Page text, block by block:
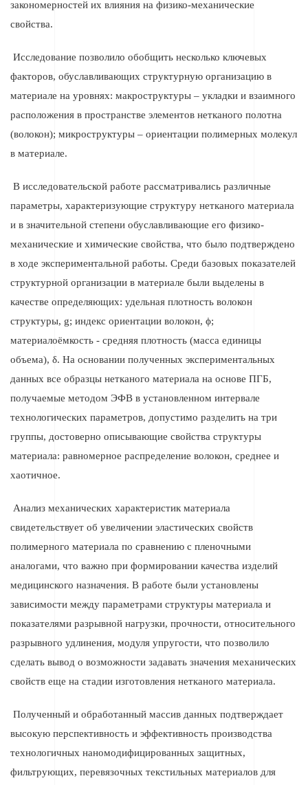
закономерностей их влияния на физико-механические
свойства.
Исследование позволило обобщить несколько ключевых
факторов, обуславливающих структурную организацию в
материале на уровнях: макроструктуры – укладки и взаимного
расположения в пространстве элементов нетканого полотна
(волокон); микроструктуры – ориентации полимерных молекул
в материале.
В исследовательской работе рассматривались различные
параметры, характеризующие структуру нетканого материала
и в значительной степени обуславливающие его физико-
механические и химические свойства, что было подтверждено
в ходе экспериментальной работы. Среди базовых показателей
структурной организации в материале были выделены в
качестве определяющих: удельная плотность волокон
структуры, g; индекс ориентации волокон, ϕ;
материалоёмкость - средняя плотность (масса единицы
объема), δ. На основании полученных экспериментальных
данных все образцы нетканого материала на основе ПГБ,
получаемые методом ЭФВ в установленном интервале
технологических параметров, допустимо разделить на три
группы, достоверно описывающие свойства структуры
материала: равномерное распределение волокон, среднее и
хаотичное.
Анализ механических характеристик материала
свидетельствует об увеличении эластических свойств
полимерного материала по сравнению с пленочными
аналогами, что важно при формировании качества изделий
медицинского назначения. В работе были установлены
зависимости между параметрами структуры материала и
показателями разрывной нагрузки, прочности, относительного
разрывного удлинения, модуля упругости, что позволило
сделать вывод о возможности задавать значения механических
свойств еще на стадии изготовления нетканого материала.
Полученный и обработанный массив данных подтверждает
высокую перспективность и эффективность производства
технологичных наномодифицированных защитных,
фильтрующих, перевязочных текстильных материалов для